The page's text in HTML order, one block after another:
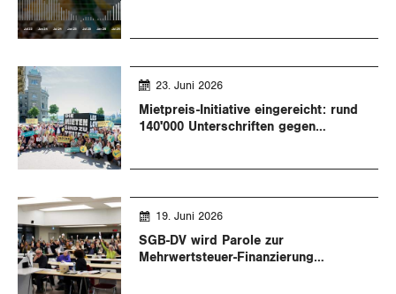
Mietpreis-Initiative eingereicht: rund
140'000 Unterschriften gegen
23. Juni 2026
SGB-DV wird Parole zur
Mehrwertsteuer-Finanzierung
19. Juni 2026